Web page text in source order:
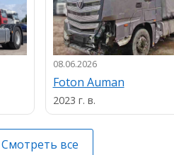
08.06.2026
Foton Auman
2023 г. в.
Смотреть все